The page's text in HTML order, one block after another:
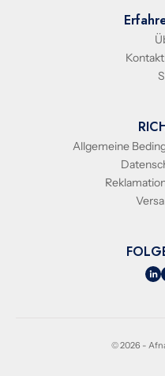
Allgemeine
© 2026 -